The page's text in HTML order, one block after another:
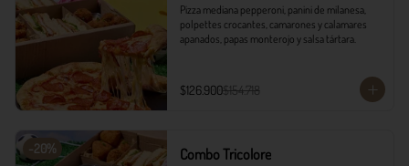
Pizza mediana pepperoni, panini de milanesa,
polpettes crocantes, camarones y calamares
apanados, papas monterojo y salsa tártara.
$126.900$154.718
-20% Combo Tricolore